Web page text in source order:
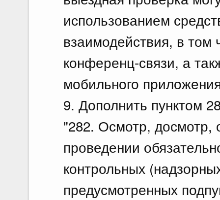
использованием
взаимодействия, в том
конференц-связи, а
мобильного
9. Дополнить пунктом
"282. Осмотр, досмотр,
проведении
контрольных
предусмотренных